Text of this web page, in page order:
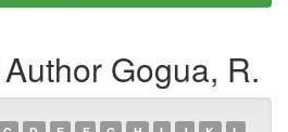
Gogua, R.